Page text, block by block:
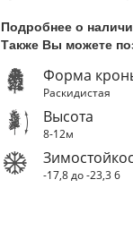
Подробнее о
Также Вы можете
Форма
Раскидистая
Высота
8-12м
-17,8 до -23,36